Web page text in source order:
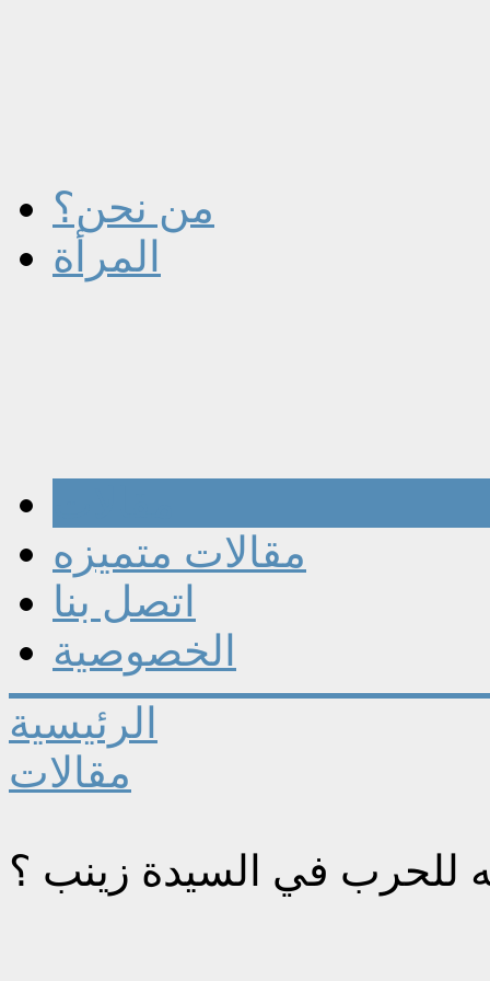
من نحن؟
المرأة
مقالات متميزه
اتصل بنا
الخصوصية
الرئيسية
مقالات
للحرب في السيدة زينب ؟